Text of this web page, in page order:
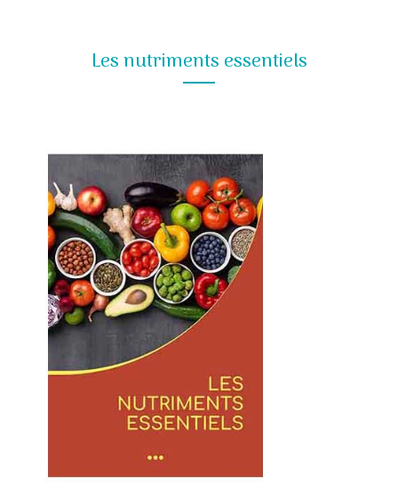
Les nutriments essentiels